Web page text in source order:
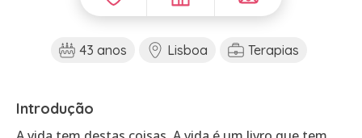
43 anos Lisboa Terapias
Introdução